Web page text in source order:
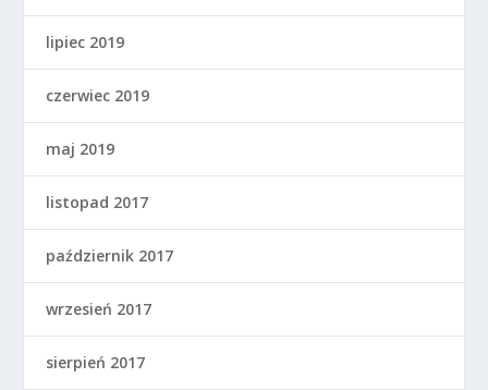
lipiec 2019
czerwiec 2019
maj 2019
listopad 2017
październik 2017
wrzesień 2017
sierpień 2017